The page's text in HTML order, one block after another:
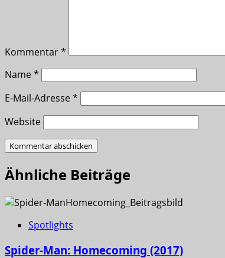
Kommentar*
Name*
E-Mail-Adresse*
Website
Ähnliche Beiträge
Spotlights
Spider-Man: Homecoming (2017)